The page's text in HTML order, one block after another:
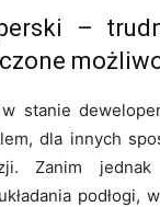
–
stanie
dla innych
Zanim
podłogi,